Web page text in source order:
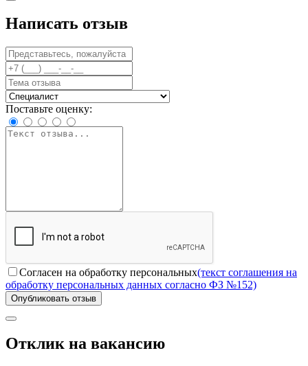
Написать отзыв
Поставьте оценку:
Согласен на обработку персональных(текст соглашения на
обработку персональных данных согласно ФЗ №152)
Опубликовать отзыв
Отклик на вакансию